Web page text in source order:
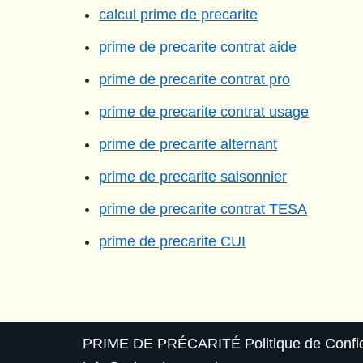
calcul prime de precarite
prime de precarite contrat aide
prime de precarite contrat pro
prime de precarite contrat usage
prime de precarite alternant
prime de precarite saisonnier
prime de precarite contrat TESA
prime de precarite CUI
PRIME DE PRÉCARITÉ Politique de